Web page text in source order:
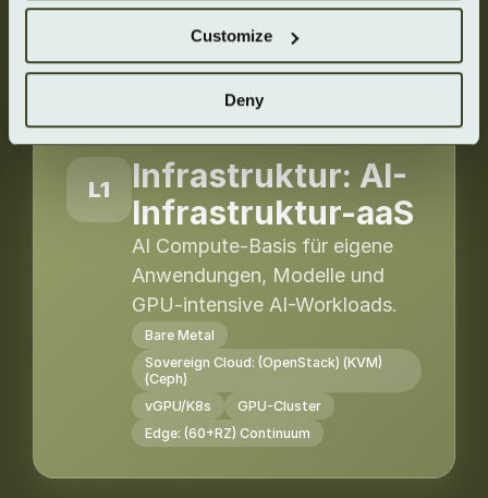
Customize
Deny
(SaaS) (Streams)
Connector-HUB: (vMCP) (Auth.) (Life-
1.500+ Quellen
L1
Infrastruktur: AI-
Infrastruktur-aaS
AI Compute-Basis für eigene
Anwendungen, Modelle und
GPU-intensive AI-Workloads.
Bare Metal
Sovereign Cloud: (OpenStack) (KVM)
(Ceph)
vGPU/K8s
GPU-Cluster
Edge: (60+RZ) Continuum